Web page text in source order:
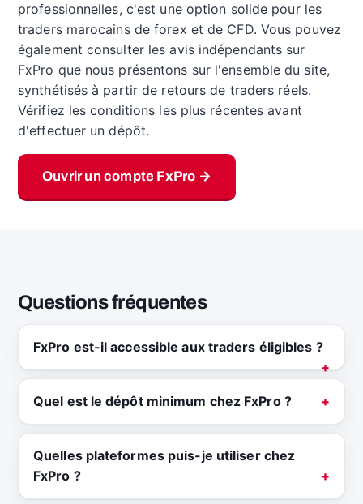
professionnelles, c'est une option solide pour les
traders marocains de forex et de CFD. Vous pouvez
également consulter les avis indépendants sur
FxPro que nous présentons sur l'ensemble du site,
synthétisés à partir de retours de traders réels.
Vérifiez les conditions les plus récentes avant
d'effectuer un dépôt.
Ouvrir un compte FxPro →
Questions fréquentes
FxPro est-il accessible aux traders éligibles ?
Quel est le dépôt minimum chez FxPro ?
Quelles plateformes puis-je utiliser chez
FxPro ?